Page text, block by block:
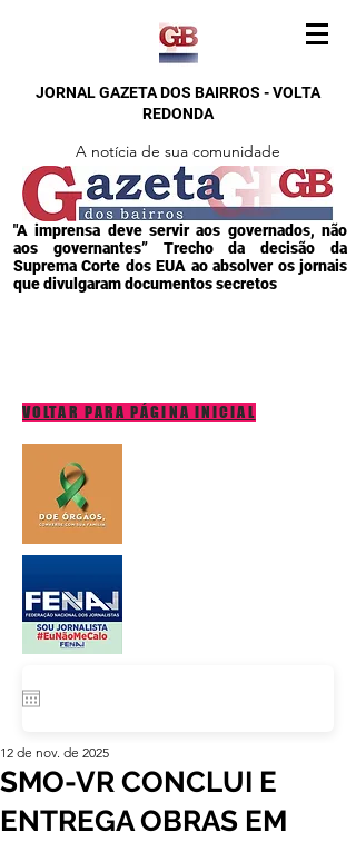
JORNAL GAZETA DOS BAIRROS - VOLTA
REDONDA
A notícia de sua comunidade
"A imprensa deve servir aos governados, não
aos governantes” Trecho da decisão da
Suprema Corte dos EUA ao absolver os jornais
que divulgaram documentos secretos
VOLTAR PARA PÁGINA INICIAL
SMO-VR CONCLUI E
ENTREGA OBRAS EM
12 de nov. de 2025